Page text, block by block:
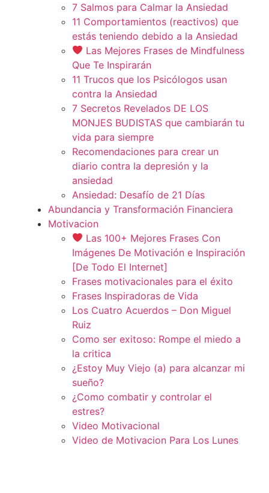
7 Salmos para Calmar la Ansiedad
11 Comportamientos (reactivos) que
estás teniendo debido a la Ansiedad
Las Mejores Frases de Mindfulness
Que Te Inspirarán
11 Trucos que los Psicólogos usan
contra la Ansiedad
7 Secretos Revelados DE LOS
MONJES BUDISTAS que cambiarán tu
vida para siempre
Recomendaciones para crear un
diario contra la depresión y la
ansiedad
Ansiedad: Desafío de 21 Días
Abundancia y Transformación Financiera
Motivacion
Las 100+ Mejores Frases Con
Imágenes De Motivación e Inspiración
[De Todo El Internet]
Frases motivacionales para el éxito
Frases Inspiradoras de Vida
Los Cuatro Acuerdos – Don Miguel
Ruiz
Como ser exitoso: Rompe el miedo a
la critica
¿Estoy Muy Viejo (a) para alcanzar mi
sueño?
¿Como combatir y controlar el
estres?
Video Motivacional
Video de Motivacion Para Los Lunes